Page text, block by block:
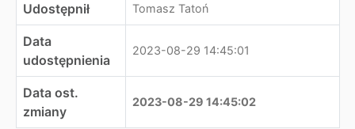
Udostępnił Tomasz Tatoń
Data
udostępnienia
2023-08-29 14:45:01
Data ost.
zmiany
2023-08-29 14:45:02